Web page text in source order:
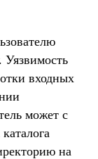
Уязвимость
входных
может с
на